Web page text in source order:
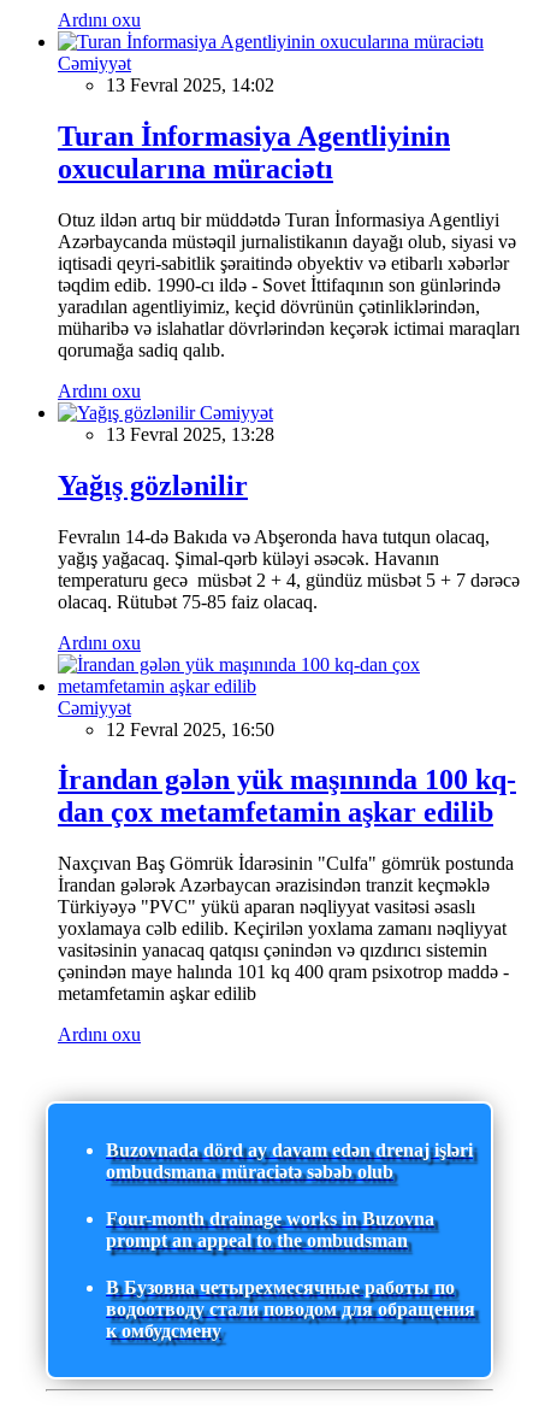
Ardını oxu
Cəmiyyət
13 Fevral 2025, 14:02
Turan İnformasiya Agentliyinin
oxucularına müraciətı
Otuz ildən artıq bir müddətdə Turan İnformasiya Agentliyi
Azərbaycanda müstəqil jurnalistikanın dayağı olub, siyasi və
iqtisadi qeyri-sabitlik şəraitində obyektiv və etibarlı xəbərlər
təqdim edib. 1990-cı ildə - Sovet İttifaqının son günlərində
yaradılan agentliyimiz, keçid dövrünün çətinliklərindən,
müharibə və islahatlar dövrlərindən keçərək ictimai maraqları
qorumağa sadiq qalıb.
Ardını oxu
Cəmiyyət
13 Fevral 2025, 13:28
Yağış gözlənilir
Fevralın 14-də Bakıda və Abşeronda hava tutqun olacaq,
yağış yağacaq. Şimal-qərb küləyi əsəcək. Havanın
temperaturu gecə müsbət 2 + 4, gündüz müsbət 5 + 7 dərəcə
olacaq. Rütubət 75-85 faiz olacaq.
Ardını oxu
Cəmiyyət
12 Fevral 2025, 16:50
İrandan gələn yük maşınında 100 kq-
dan çox metamfetamin aşkar edilib
Naxçıvan Baş Gömrük İdarəsinin "Culfa" gömrük postunda
İrandan gələrək Azərbaycan ərazisindən tranzit keçməklə
Türkiyəyə "PVC" yükü aparan nəqliyyat vasitəsi əsaslı
yoxlamaya cəlb edilib. Keçirilən yoxlama zamanı nəqliyyat
vasitəsinin yanacaq qatqısı çənindən və qızdırıcı sistemin
çənindən maye halında 101 kq 400 qram psixotrop maddə -
metamfetamin aşkar edilib
Ardını oxu
Buzovnada dörd ay davam edən drenaj işləri
ombudsmana müraciətə səbəb olub
Four-month drainage works in Buzovna
prompt an appeal to the ombudsman
В Бузовна четырехмесячные работы по
водоотводу стали поводом для обращения
к омбудсмену